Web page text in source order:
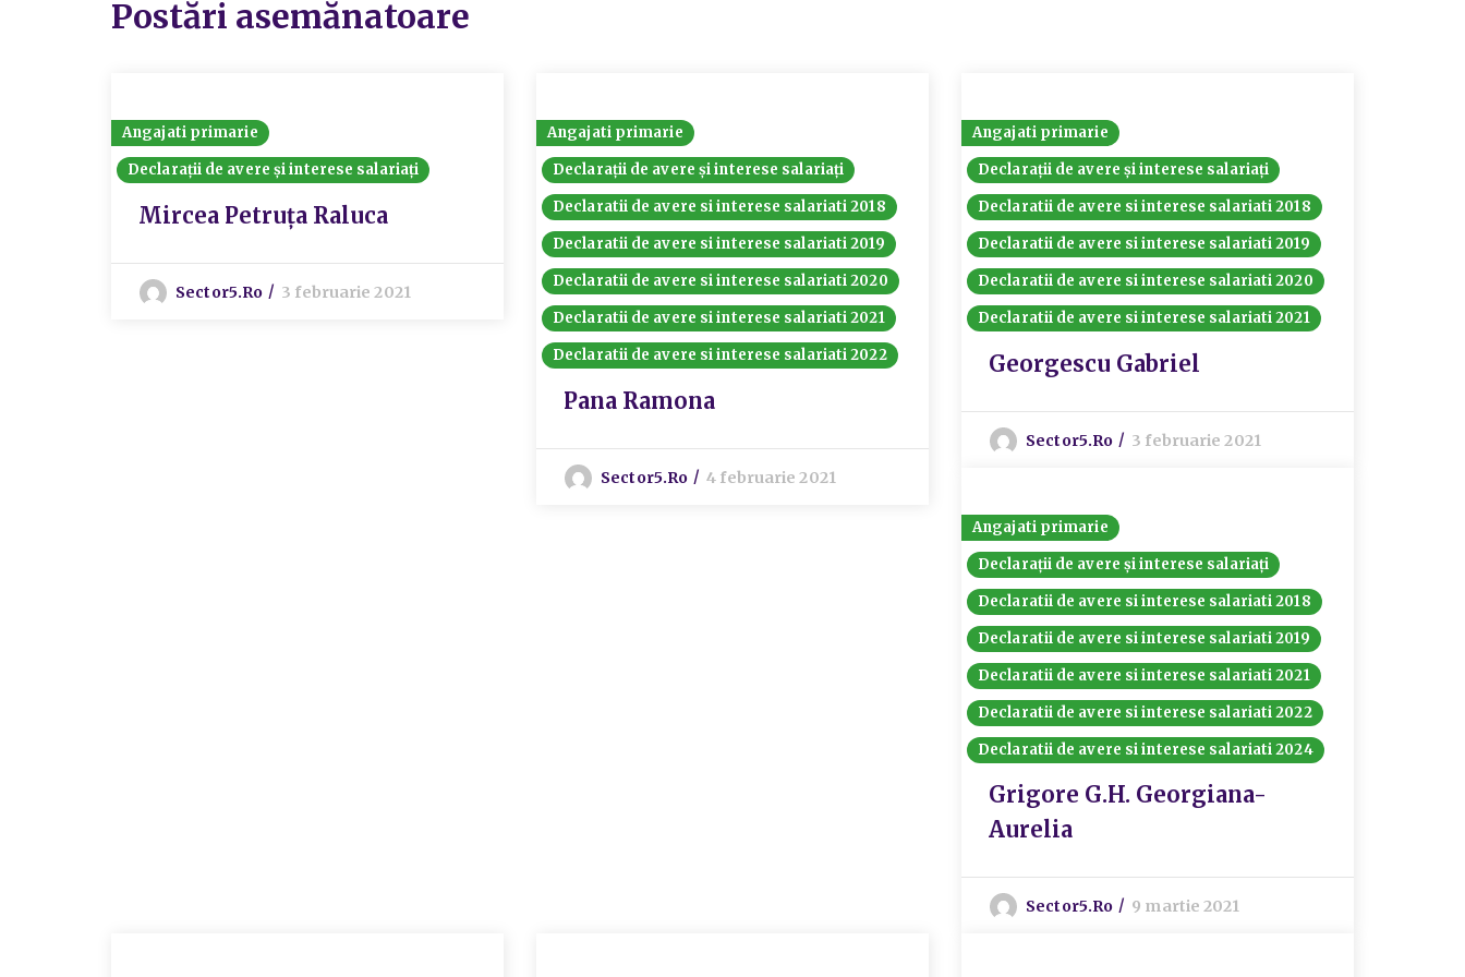
Postări asemănatoare
Angajati primarie
Declarații de avere și interese salariați
Mircea Petruța Raluca
Sector5.ro 3 februarie 2021
Angajati primarie
Declarații de avere și interese salariați
Declaratii de avere si interese salariati 2018
Declaratii de avere si interese salariati 2019
Declaratii de avere si interese salariati 2020
Declaratii de avere si interese salariati 2021
Declaratii de avere si interese salariati 2022
Pana Ramona
Sector5.ro 4 februarie 2021
Angajati primarie
Declarații de avere și interese salariați
Declaratii de avere si interese salariati 2018
Declaratii de avere si interese salariati 2019
Declaratii de avere si interese salariati 2020
Declaratii de avere si interese salariati 2021
Georgescu Gabriel
Sector5.ro 3 februarie 2021
Angajati primarie
Declarații de avere și interese salariați
Declaratii de avere si interese salariati 2018
Declaratii de avere si interese salariati 2019
Declaratii de avere si interese salariati 2021
Declaratii de avere si interese salariati 2022
Declaratii de avere si interese salariati 2024
Grigore G.H. Georgiana-
Aurelia
Sector5.ro 9 martie 2021